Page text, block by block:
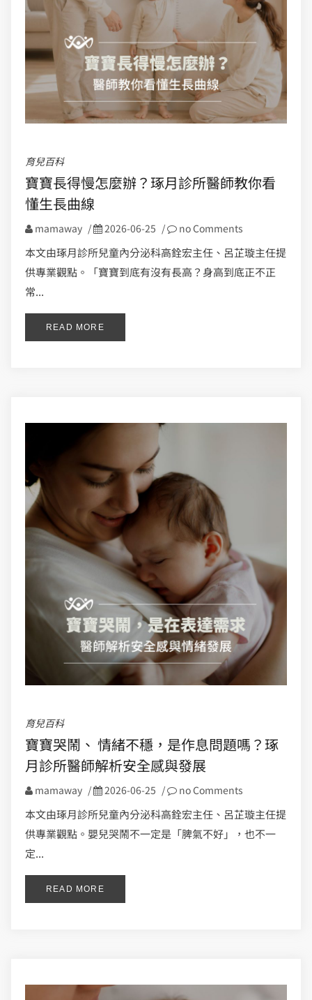
育兒百科
寶寶長得慢怎麼辦？琢月診所醫師教你看
懂生長曲線
mamaway / 2026-06-25 / no Comments
本文由琢月診所兒童內分泌科高銓宏主任、呂芷璇主任提
供專業觀點。「寶寶到底有沒有長高？身高到底正不正
常...
READ MORE
育兒百科
寶寶哭鬧、 情緒不穩，是作息問題嗎？琢
月診所醫師解析安全感與發展
mamaway / 2026-06-25 / no Comments
本文由琢月診所兒童內分泌科高銓宏主任、呂芷璇主任提
供專業觀點。嬰兒哭鬧不一定是「脾氣不好」，也不一
定...
READ MORE